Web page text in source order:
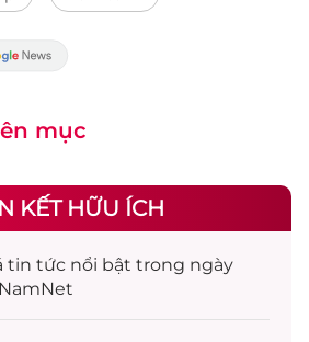
mục
KẾT HỮU ÍCH
tin tức nổi bật trong ngày